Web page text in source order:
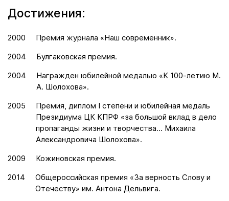
Достижения:
2000
Премия журнала «Наш современник».
2004
Булгаковская премия.
2004
Награжден юбилейной медалью «К 100-летию М.
А. Шолохова».
2005
Премия, диплом I степени и юбилейная медаль
Президиума ЦК КПРФ «за большой вклад в дело
пропаганды жизни и творчества... Михаила
Александровича Шолохова».
2009
Кожиновская премия.
2014
Общероссийская премия «За верность Слову и
Отечеству» им. Антона Дельвига.